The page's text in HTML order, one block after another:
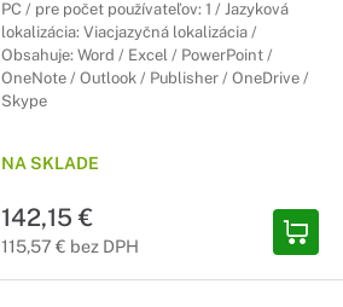
PC / pre počet používateľov: 1 / Jazyková
lokalizácia: Viacjazyčná lokalizácia /
Obsahuje: Word / Excel / PowerPoint /
OneNote / Outlook / Publisher / OneDrive /
Skype
NA SKLADE
142,15 €
115,57 € bez DPH